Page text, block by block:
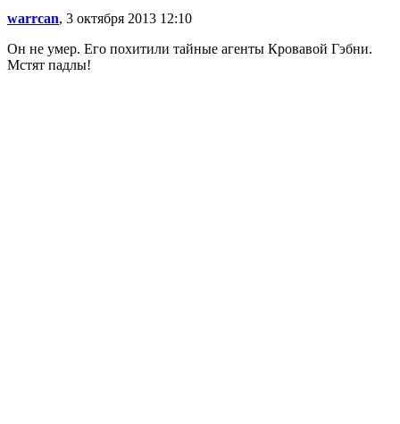
warrcan, 3 октября 2013 12:10
Он не умер. Его похитили тайные агенты Кровавой Гэбни.
Мстят падлы!